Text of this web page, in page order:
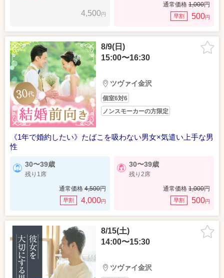
4,500円
通常価格 1,000円
早割 500円
8/9(日)
15:00〜16:30
ツヴァイ金沢
個室6対6
ノンスモーカーの方限定
《1年で婚約したい》たばこを吸わない男女×気遣い上手な男
性
30〜39歳
残り1席
通常価格 4,500円
早割 4,000円
30〜39歳
残り2席
通常価格 1,000円
早割 500円
8/15(土)
14:00〜15:30
ツヴァイ金沢